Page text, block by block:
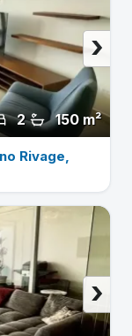
150 m²
2
›
Rivage,
›